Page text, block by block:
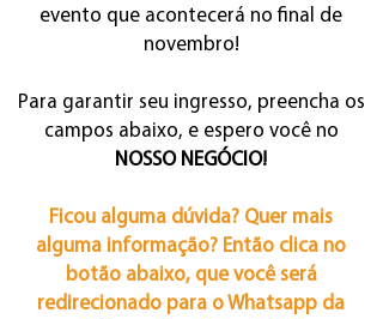
evento que acontecerá no final de
novembro!
Para garantir seu ingresso, preencha os
campos abaixo, e espero você no
NOSSO NEGÓCIO!
Ficou alguma dúvida? Quer mais
alguma informação? Então clica no
botão abaixo, que você será
redirecionado para o Whatsapp da